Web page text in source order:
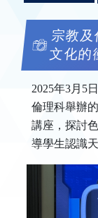
宗教
文化的
2025年3月5
倫理科舉辦
講座，探討
導學生認識